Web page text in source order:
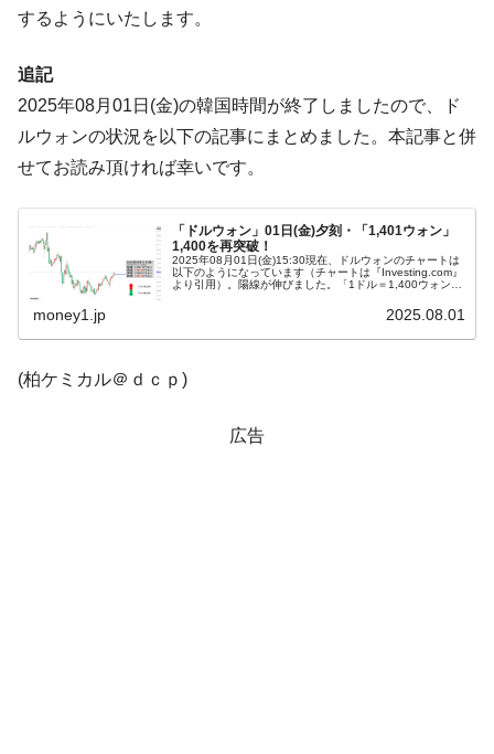
『Money1』
韓国型イージス搭載の次世代駆逐艦
「KDDX」1番艦、2032年竣工と公示
『Money1』
に韓国がいっちょがみしたのでは。
『Money1』
韓国政府『BYD』車への補助金を全廃 ⇒ 実
は韓国で『BYD』車は売れている。6カ月で対前年同期比
1.9倍！
く空港に詰めかけ「出て行け！」「極右勢力」のプラカー
ドを掲げる「在韓反米勢力」
『Money1』
韓国政府「2035年までに18.4GW規模のAIデ
ータセンター整備」⇒ だから無理だってば。
ほぼ終わった」
韓国『国民年金公団』株価暴落で200兆蒸
するようにいたします。
追記
2025年08月01日(金)の韓国時間が終了しましたので、ド
ルウォンの状況を以下の記事にまとめました。本記事と併
せてお読み頂ければ幸いです。
「ドルウォン」01日(金)夕刻・「1,401ウォン」
1,400を再突破！
2025年08月01日(金)15:30現在、ドルウォンのチャートは
以下のようになっています（チャートは『Investing.com』
より引用）。陽線が伸びました。「1ドル＝1,400ウォン」
money1.jp 2025.08.01
(柏ケミカル＠ｄｃｐ)
広告